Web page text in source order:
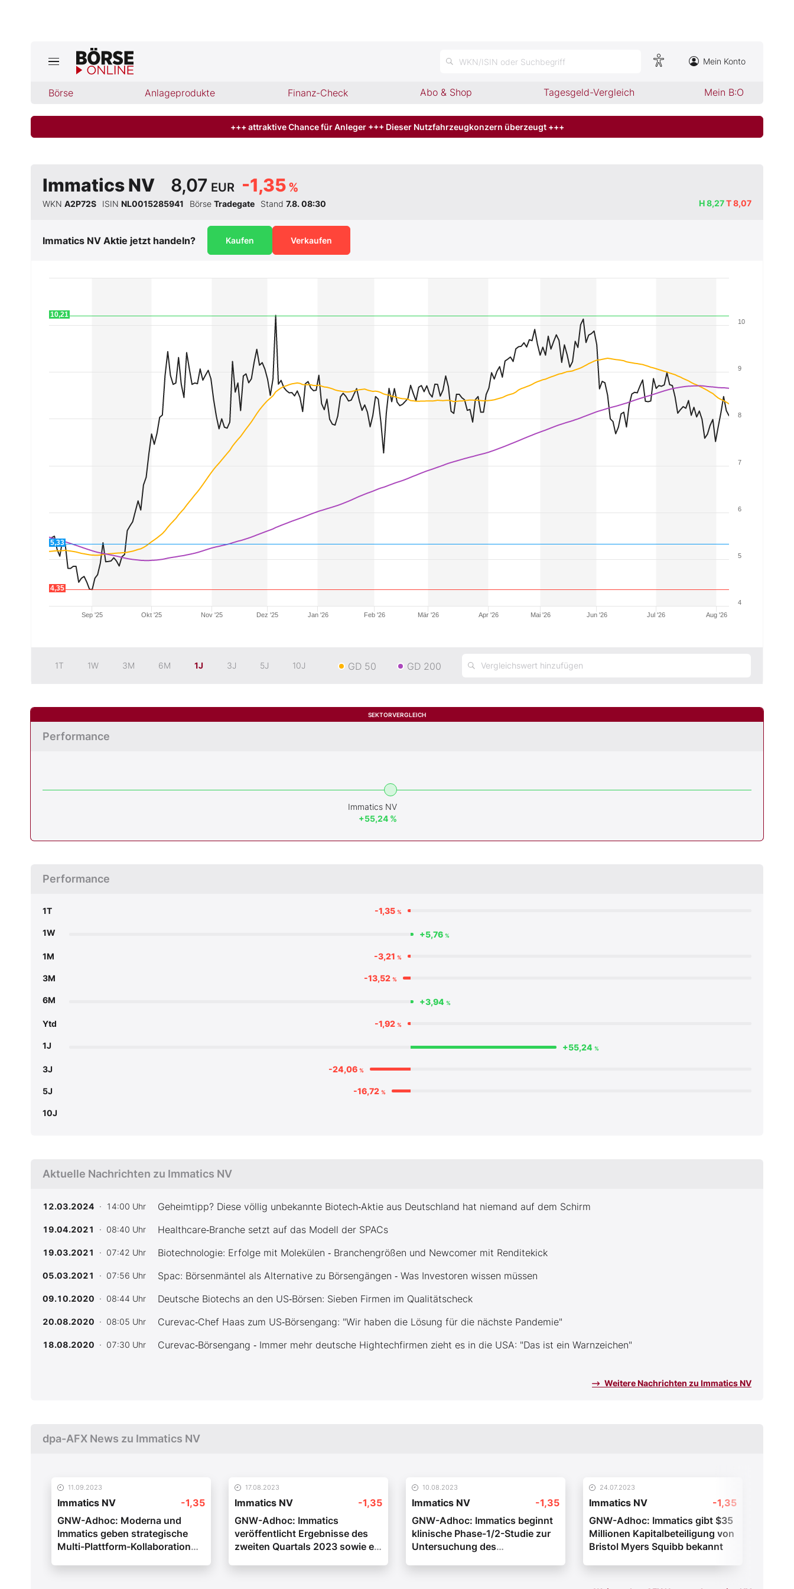
WKN/ISIN oder Suchbegriff Mein Konto
Börse Anlageprodukte Finanz-Check Abo & Shop Tagesgeld-Vergleich Mein B:O
Jetzt aktuelle Ausgabe BÖRSE ONLINE lesen
Finanz-Check
BO-Musterdepots
Experten
Mein B:O
+++ attraktive Chance für Anleger +++ Dieser Nutzfahrzeugkonzern überzeugt +++
Immatics NV -1,35 %
8,07 EUR
H8,27T8,07
WKN A2P72S ISIN NL0015285941 Börse Tradegate Stand 7.8. 08:30
Immatics NV Aktie jetzt handeln? Kaufen Verkaufen
Sep '25 Okt '25 Nov '25 Dez '25 Jan '26 Feb '26 Mär '26 Apr '26 Mai '26 Jun '26 Jul '26 Aug '26
4
5
6
7
8
9
10
5,33
4,35
10,21
1T 1W 3M 6M 1J 3J 5J 10J GD 50 GD 200
SEKTORVERGLEICH
Performance
Immatics NV
+55,24 %
Performance
1T -1,35 %
1W +5,76 %
1M -3,21 %
3M -13,52%
6M +3,94 %
Ytd -1,92 %
1J +55,24 %
3J -24,06 %
5J -16,72 %
10J
Aktuelle Nachrichten zu Immatics NV
12.03.2024 · 14:00 Uhr Geheimtipp? Diese völlig unbekannte Biotech‑Aktie aus Deutschland hat niemand auf dem Schirm
19.04.2021 · 08:40 Uhr Healthcare‑Branche setzt auf das Modell der SPACs
19.03.2021 · 07:42 Uhr Biotechnologie: Erfolge mit Molekülen ‑ Branchengrößen und Newcomer mit Renditekick
05.03.2021 · 07:56 Uhr Spac: Börsenmäntel als Alternative zu Börsengängen ‑ Was Investoren wissen müssen
09.10.2020 · 08:44 Uhr Deutsche Biotechs an den US‑Börsen: Sieben Firmen im Qualitätscheck
20.08.2020 · 08:05 Uhr Curevac‑Chef Haas zum US‑Börsengang: "Wir haben die Lösung für die nächste Pandemie"
18.08.2020 · 07:30 Uhr Curevac‑Börsengang ‑ Immer mehr deutsche Hightechfirmen zieht es in die USA: "Das ist ein Warnzeichen"
Weitere Nachrichten zu Immatics NV
dpa-AFX News zu Immatics NV
11.09.2023
Immatics NV
-1,35
GNW-Adhoc: Moderna und
Immatics geben strategische
Multi-Plattform-Kollaboration
17.08.2023
Immatics NV
-1,35
GNW-Adhoc: Immatics
veröffentlicht Ergebnisse des
zweiten Quartals 2023 sowie ein
10.08.2023
Immatics NV
-1,35
GNW-Adhoc: Immatics beginnt
klinische Phase-1/2-Studie zur
Untersuchung des
24.07.2023
Immatics NV
-1,35
GNW-Adhoc: Immatics gibt $35
Millionen Kapitalbeteiligung von
Bristol Myers Squibb bekannt